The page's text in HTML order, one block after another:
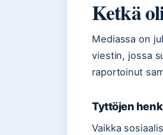
Ketkä
Mediassa on
viestin, jossa
raportoinut
Tyttöjen
Vaikka